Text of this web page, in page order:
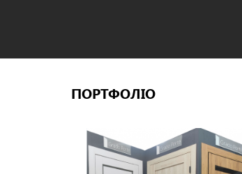
ПОРТФОЛІО